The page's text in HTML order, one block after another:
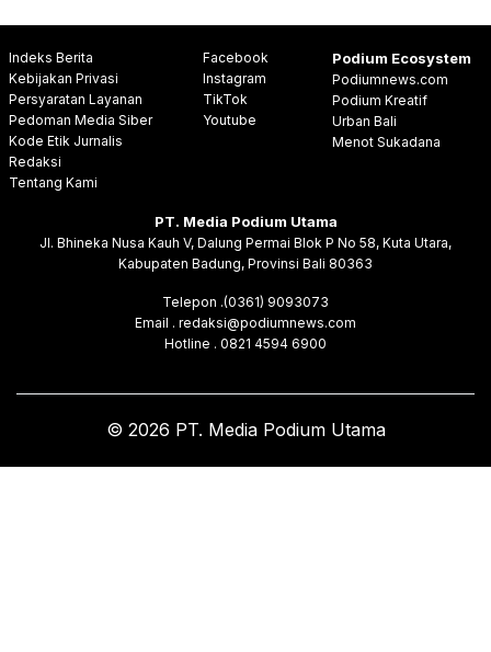
Indeks Berita
Kebijakan Privasi
Persyaratan Layanan
Pedoman Media Siber
Kode Etik Jurnalis
Redaksi
Tentang Kami
Facebook
Instagram
TikTok
Youtube
Podium Ecosystem
Podiumnews.com
Podium Kreatif
Urban Bali
Menot Sukadana
PT. Media Podium Utama
Jl. Bhineka Nusa Kauh V, Dalung Permai Blok P No 58, Kuta Utara,
Kabupaten Badung, Provinsi Bali 80363
Telepon .(0361) 9093073
Email . redaksi@podiumnews.com
Hotline . 0821 4594 6900
© 2026 PT. Media Podium Utama